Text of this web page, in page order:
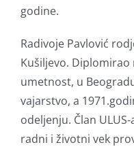
godine.
Radivoje Pavlović
Kušiljevo. Diplomirao
umetnost, u
vajarstvo, a
odeljenju. Član
radni i životni vek